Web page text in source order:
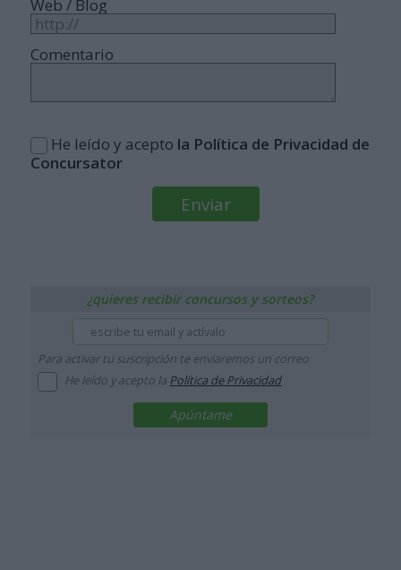
Web / Blog
Comentario
He leído y acepto la Política de Privacidad de
Concursator
¿quieres recibir concursos y sorteos?
Para activar tu suscripción te enviaremos un correo
He leído y acepto la Política de Privacidad